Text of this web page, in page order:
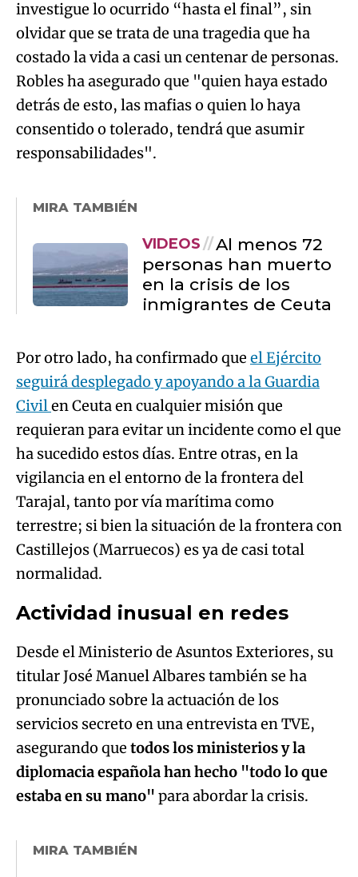
investigue lo ocurrido “hasta el final”, sin
olvidar que se trata de una tragedia que ha
costado la vida a casi un centenar de personas.
Robles ha asegurado que "quien haya estado
detrás de esto, las mafias o quien lo haya
consentido o tolerado, tendrá que asumir
responsabilidades".
MIRA TAMBIÉN
VIDEOS
Al menos 72
personas han muerto
en la crisis de los
inmigrantes de Ceuta
Por otro lado, ha confirmado que el Ejército
seguirá desplegado y apoyando a la Guardia
Civilen Ceuta en cualquier misión que
requieran para evitar un incidente como el que
ha sucedido estos días. Entre otras, en la
vigilancia en el entorno de la frontera del
Tarajal, tanto por vía marítima como
terrestre; si bien la situación de la frontera con
Castillejos (Marruecos) es ya de casi total
normalidad.
Actividad inusual en redes
Desde el Ministerio de Asuntos Exteriores, su
titular José Manuel Albares también se ha
pronunciado sobre la actuación de los
servicios secreto en una entrevista en TVE,
asegurando que todos los ministerios y la
diplomacia española han hecho "todo lo que
estaba en su mano" para abordar la crisis.
MIRA TAMBIÉN